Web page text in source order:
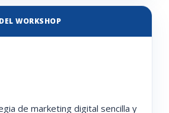
WORKSHOP
de marketing digital sencilla y